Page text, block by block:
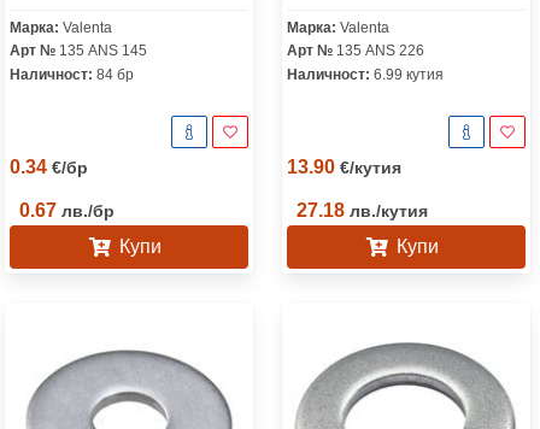
Марка: Valenta
Арт № 135 ANS 145
Наличност: 84 бр
0.34 €/бр
0.67 лв./бр
Купи
Марка: Valenta
Арт № 135 ANS 226
Наличност: 6.99 кутия
13.90 €/кутия
27.18 лв./кутия
Купи